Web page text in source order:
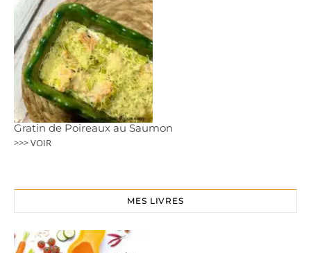
Gratin de Poireaux au Saumon
>>> VOIR
MES LIVRES